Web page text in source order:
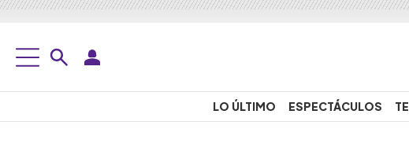
LO ÚLTIMO ESPECTÁCULOS